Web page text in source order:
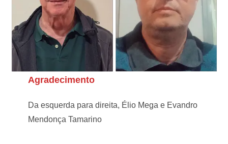
Agradecimento
Da esquerda para direita, Élio Mega e Evandro
Mendonça Tamarino